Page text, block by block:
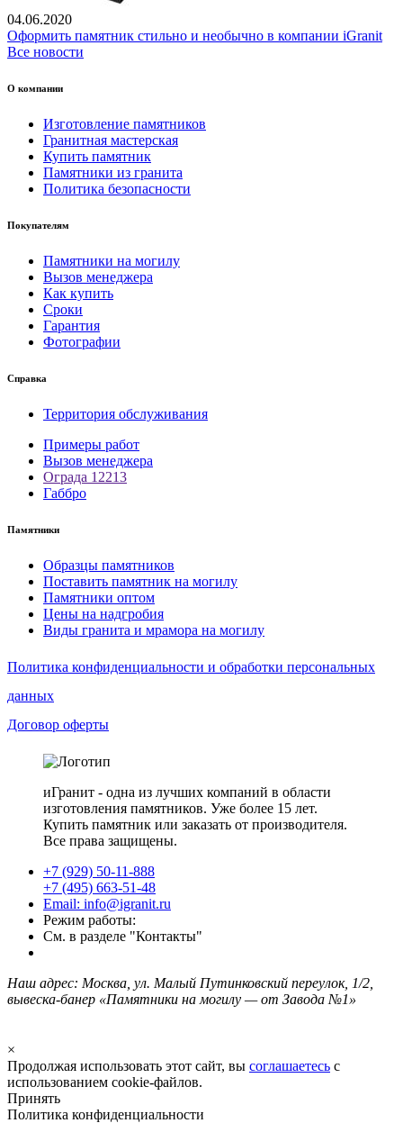
04.06.2020
Оформить памятник стильно и необычно в компании iGranit
Все новости
О компании
Изготовление памятников
Гранитная мастерская
Купить памятник
Памятники из гранита
Политика безопасности
Покупателям
Памятники на могилу
Вызов менеджера
Как купить
Сроки
Гарантия
Фотографии
Справка
Территория обслуживания
Примеры работ
Вызов менеджера
Ограда 12213
Габбро
Памятники
Образцы памятников
Поставить памятник на могилу
Памятники оптом
Цены на надгробия
Виды гранита и мрамора на могилу
Политика конфиденциальности и обработки персональных
данных
Договор оферты
иГранит - одна из лучших компаний в области
изготовления памятников. Уже более 15 лет.
Купить памятник или заказать от производителя.
Все права защищены.
+7 (929) 50-11-888
+7 (495) 663-51-48
Email: info@igranit.ru
Режим работы:
См. в разделе "Контакты"
Наш адрес: Москва, ул. Малый Путинковский переулок, 1/2,
вывеска-банер «Памятники на могилу — от Завода №1»
×
Продолжая использовать этот сайт, вы соглашаетесь с
использованием cookie-файлов.
Принять
Политика конфиденциальности